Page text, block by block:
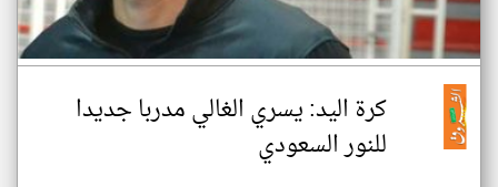
كرة اليد: يسري الغالي مدربا جديدا
للنور السعودي